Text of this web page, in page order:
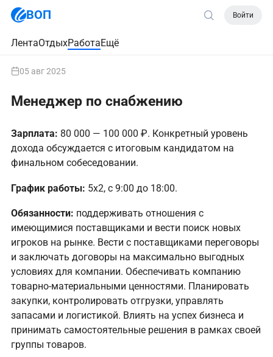
ВОП Войти
ЛентаОтдыхРаботаЕщё
05 авг 2025
Менеджер по снабжению
Зарплата: 80 000 — 100 000 ₽. Конкретный уровень
дохода обсуждается с итоговым кандидатом на
финальном собеседовании.
График работы: 5х2, с 9:00 до 18:00.
Обязанности: поддерживать отношения с
имеющимися поставщиками и вести поиск новых
игроков на рынке. Вести с поставщиками переговоры
и заключать договоры на максимально выгодных
условиях для компании. Обеспечивать компанию
товарно-материальными ценностями. Планировать
закупки, контролировать отгрузки, управлять
запасами и логистикой. Влиять на успех бизнеса и
принимать самостоятельные решения в рамках своей
группы товаров.